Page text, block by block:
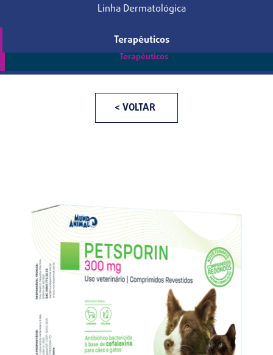
Linha Dermatológica
Terapêuticos
Terapêuticos
< VOLTAR